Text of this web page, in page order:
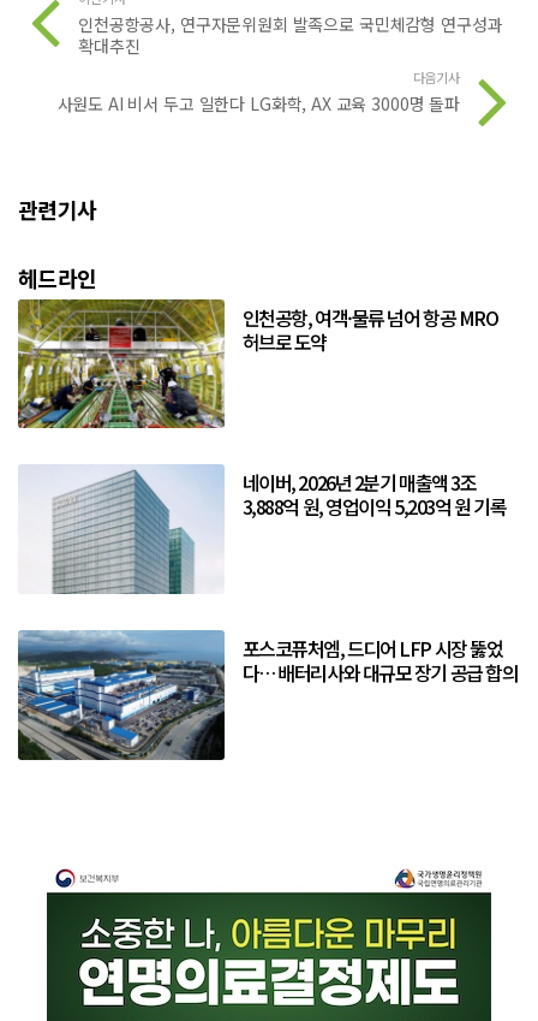
인천공항공사, 연구자문위원회 발족으로 국민체감형 연구성과
확대추진
다음기사
사원도 AI 비서 두고 일한다 LG화학, AX 교육 3000명 돌파
관련기사
헤드라인
인천공항, 여객·물류 넘어 항공 MRO
허브로 도약
네이버, 2026년 2분기 매출액 3조
3,888억 원, 영업이익 5,203억 원 기록
포스코퓨처엠, 드디어 LFP 시장 뚫었
다… 배터리사와 대규모 장기 공급 합의